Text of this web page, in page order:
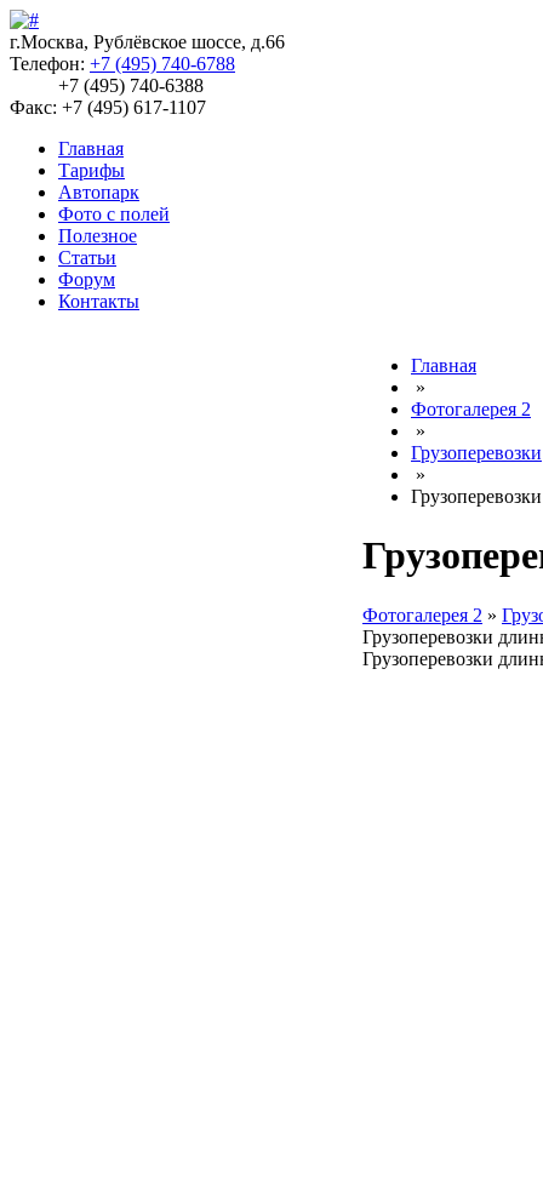
г.Москва, Рублёвское шоссе, д.66
Телефон: +7 (495) 740-6788
+7 (495) 740-6388
Факс: +7 (495) 617-1107
Главная
Тарифы
Автопарк
Фото с полей
Полезное
Статьи
Форум
Контакты
Главная
»
Фотогалерея 2
»
Грузоперевозки
»
Фотогалерея 2 »
Грузоперевозки
Грузоперевозки